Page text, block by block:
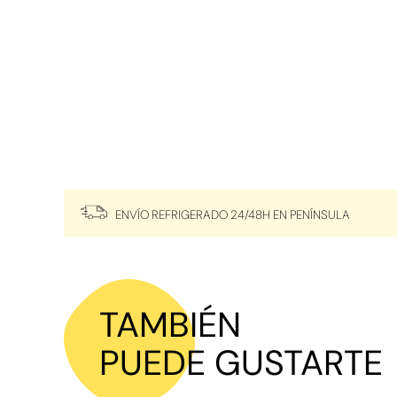
ENVÍO REFRIGERADO 24/48H EN PENÍNSULA
TAMBIÉN
PUEDE GUSTARTE